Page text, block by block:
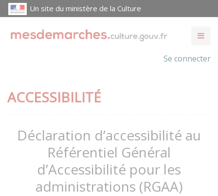
Un site du ministère de la Culture
Se connecter
ACCESSIBILITÉ
Déclaration d’accessibilité au
Référentiel Général
d’Accessibilité pour les
administrations (RGAA)